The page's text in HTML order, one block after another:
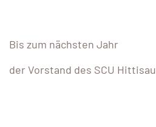
Bis zum nächsten Jahr
der Vorstand des SCU Hittisau